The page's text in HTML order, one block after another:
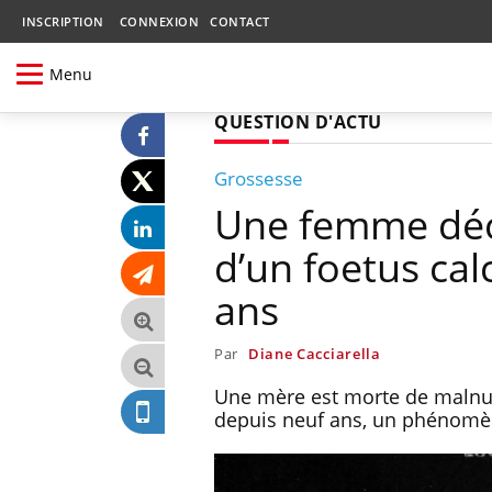
INSCRIPTION CONNEXION CONTACT
Menu
QUESTION D'ACTU
Grossesse
Une femme
d’un foetus
ans
Par Diane Cacciarella
Une mère est morte de
depuis neuf ans, un